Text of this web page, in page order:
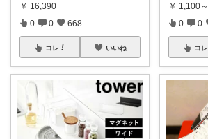
￥ 16,390
0 0 668
コレ いいね
￥ 1,100～
0 0
コレ